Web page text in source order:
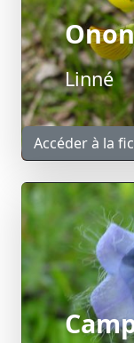
Linné
Accéder à la